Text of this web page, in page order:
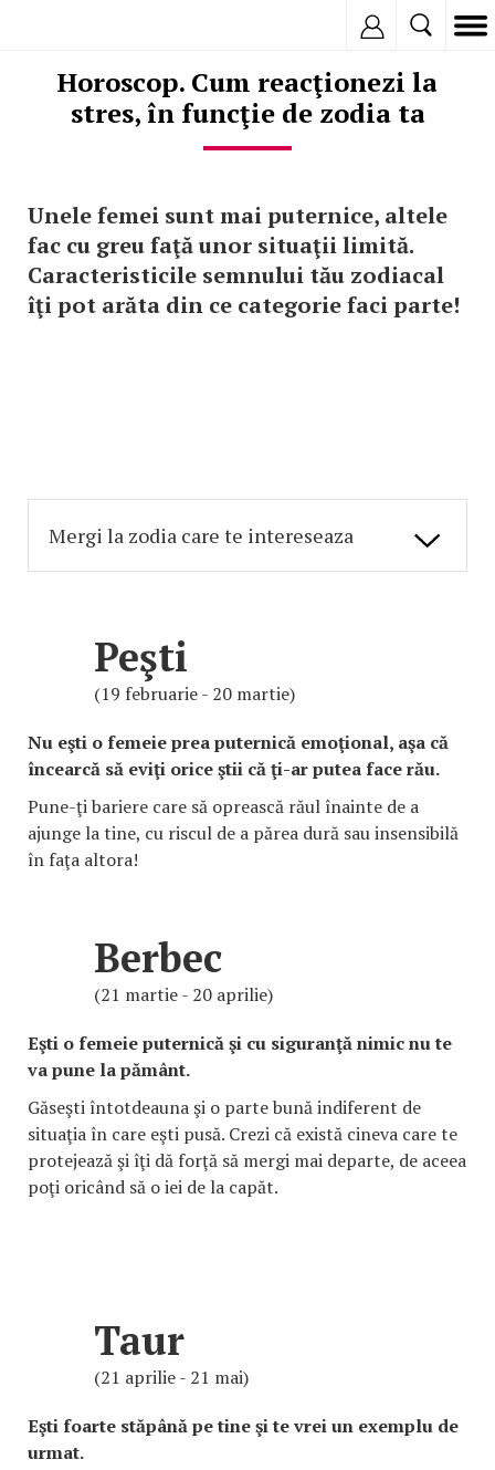
Horoscop. Cum reacţionezi la
stres, în funcţie de zodia ta
Unele femei sunt mai puternice, altele
fac cu greu faţă unor situaţii limită.
Caracteristicile semnului tău zodiacal
îţi pot arăta din ce categorie faci parte!
Peşti
(19 februarie - 20 martie)
Nu eşti o femeie prea puternică emoţional, aşa că
încearcă să eviţi orice ştii că ţi-ar putea face rău.
Pune-ţi bariere care să oprească răul înainte de a
ajunge la tine, cu riscul de a părea dură sau insensibilă
în faţa altora!
Berbec
(21 martie - 20 aprilie)
Eşti o femeie puternică şi cu siguranţă nimic nu te
va pune la pământ.
Găseşti întotdeauna şi o parte bună indiferent de
situaţia în care eşti pusă. Crezi că există cineva care te
protejează şi îţi dă forţă să mergi mai departe, de aceea
poţi oricând să o iei de la capăt.
Taur
(21 aprilie - 21 mai)
Eşti foarte stăpână pe tine şi te vrei un exemplu de
urmat.